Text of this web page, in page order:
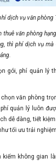
dịch vụ văn phòng
thuê văn phòng
thì phí dịch vụ mà
gói, phí quản lý
văn phòng
quản lý luôn
dễ dàng, tiết
tối ưu trải
kiếm không gian